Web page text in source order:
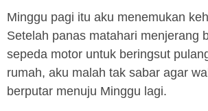
Minggu pagi itu aku menemukan
Setelah panas matahari menjerang
sepeda motor untuk beringsut
rumah, aku malah tak sabar agar
berputar menuju Minggu lagi.